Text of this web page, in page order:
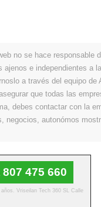
no se hace responsable
e independientes a
a través del equipo de
que todas las
debes contactar con la
autonómos
475 660
Vriseilan Tech 360 SL Calle